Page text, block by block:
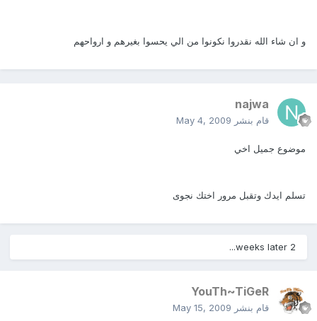
و ان شاء الله نقدروا نكونوا من الي يحسوا بغيرهم و ارواحهم
najwa
قام بنشر May 4, 2009
موضوع جميل اخي
تسلم ايدك وتقبل مرور اختك نجوى
2 weeks later...
YouTh~TiGeR
قام بنشر May 15, 2009